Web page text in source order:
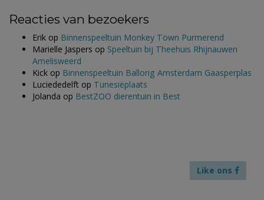
Reacties van bezoekers
Erik op Binnenspeeltuin Monkey Town Purmerend
Marielle Jaspers op Speeltuin bij Theehuis Rhijnauwen
Amelisweerd
Kick op Binnenspeeltuin Ballorig Amsterdam Gaasperplas
Luciededelft op Tunesiëplaats
Jolanda op BestZOO dierentuin in Best
Like ons